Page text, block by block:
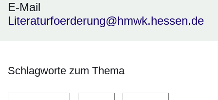
E-Mail
Literaturfoerderung@hmwk.hessen.de
Schlagworte zum Thema